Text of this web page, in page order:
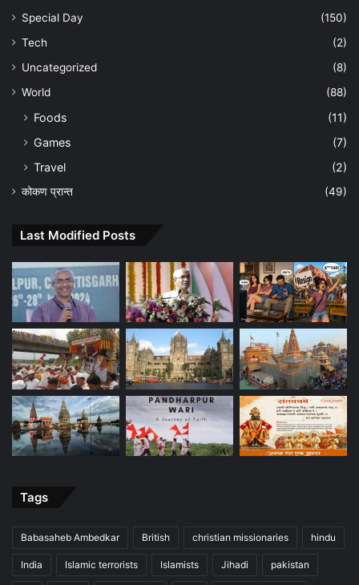
Special Day
(150)
Tech
(2)
Uncategorized
(8)
World
(88)
Foods
(11)
Games
(7)
Travel
(2)
कोकण प्रान्त (49)
Last Modified Posts
Tags
Babasaheb Ambedkar British christian missionaries hindu
India Islamic terrorists Islamists Jihadi pakistan